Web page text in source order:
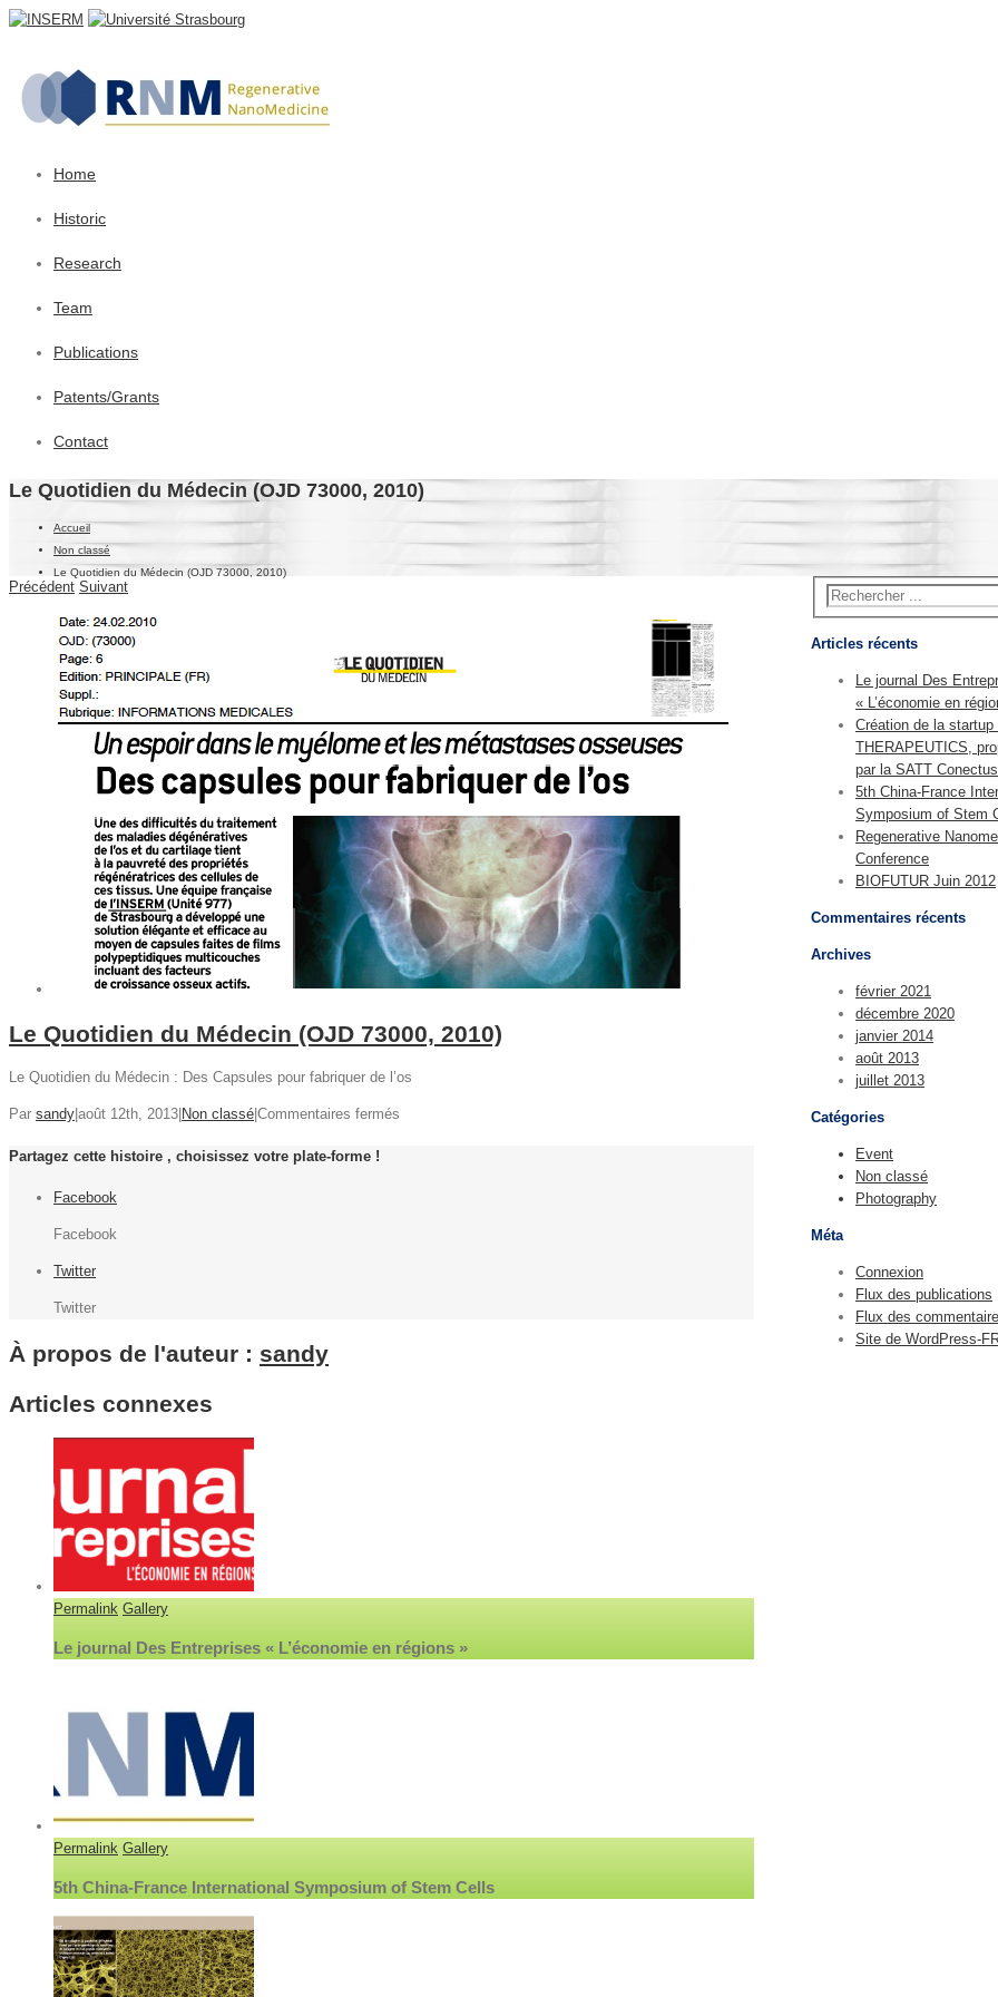
Home
Historic
Research
Team
Publications
Patents/Grants
Contact
Le Quotidien du Médecin (OJD 73000, 2010)
Accueil
Non classé
Le Quotidien du Médecin (OJD 73000, 2010)
Précédent Suivant
Le Quotidien du Médecin (OJD 73000, 2010)
Le Quotidien du Médecin : Des Capsules pour fabriquer de l’os
Par sandy août 12th, 2013 Non classé Commentaires fermés
Partagez cette histoire , choisissez votre plate-forme !
Facebook
Facebook
Twitter
Twitter
À propos de l'auteur : sandy
Articles connexes
Permalink Gallery
Le journal Des Entreprises « L’économie en régions »
Permalink Gallery
5th China-France International Symposium of Stem Cells
Articles récents
Le journal Des
« L’économie en
Création de la
THERAPEUTICS,
par la SATT Conectus
5th China-France
Symposium of Stem
Regenerative
Conference
BIOFUTUR Juin 2012
Commentaires récents
Archives
février 2021
décembre 2020
janvier 2014
août 2013
juillet 2013
Catégories
Event
Non classé
Photography
Méta
Connexion
Flux des publications
Flux des
Site de WordPress-